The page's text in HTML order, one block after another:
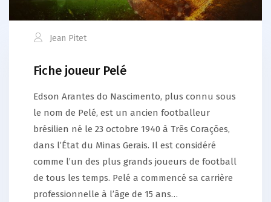
Jean Pitet
Fiche joueur Pelé
Edson Arantes do Nascimento, plus connu sous
le nom de Pelé, est un ancien footballeur
brésilien né le 23 octobre 1940 à Três Corações,
dans l’État du Minas Gerais. Il est considéré
comme l’un des plus grands joueurs de football
de tous les temps. Pelé a commencé sa carrière
professionnelle à l’âge de 15 ans…